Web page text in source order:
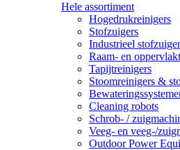
Hele assortiment
Hogedrukreinigers
Stofzuigers
Industrieel
Raam- en
Tapijtreinigers
Stoomreinigers &
Cleaning robots
Schrob- /
Veeg- en veeg-/
Outdoor Power